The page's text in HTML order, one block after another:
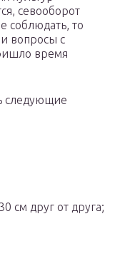
севооборот
соблюдать, то
вопросы с
время
следующие
см друг от друга;